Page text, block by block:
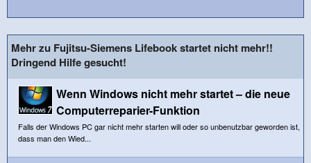
Mehr zu Fujitsu-Siemens Lifebook startet nicht mehr!!
Dringend Hilfe gesucht!
Wenn Windows nicht mehr startet – die neue
Computerreparier-Funktion
Falls der Windows PC gar nicht mehr starten will oder so unbenutzbar geworden ist,
dass man den Wied...